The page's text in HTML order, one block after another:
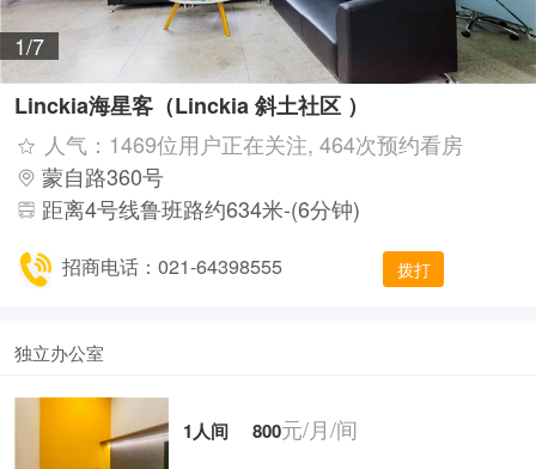
1/7
Linckia海星客（Linckia 斜土社区 ）
人气：1469位用户正在关注, 464次预约看房
蒙自路360号
距离4号线鲁班路约634米-(6分钟)
招商电话：021-64398555 拨打
独立办公室
1人间 800元/月/间